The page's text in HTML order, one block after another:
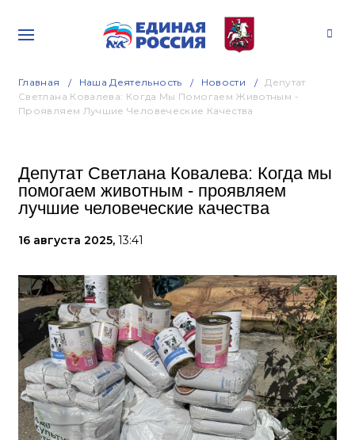
Главная Наша Деятельность Новости
Депутат
Светлана Ковалева: Когда Мы Помогаем Животным -
Проявляем Лучшие Человеческие Качества
Депутат Светлана Ковалева: Когда мы
помогаем животным - проявляем
лучшие человеческие качества
16 августа 2025, 13:41